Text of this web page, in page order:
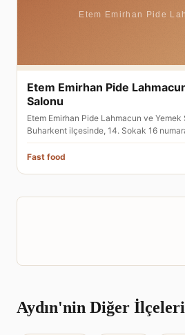
Etem Emirhan Pide
Salonu
Etem Emirhan Pide Lahmacun ve Yemek
Buharkent ilçesinde, 14. Sokak 16
Fast food
Aydın'nin Diğer İlçeleri